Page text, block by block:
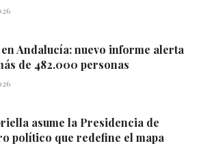
Andalucía: nuevo informe alerta
de 482.000 personas
asume la Presidencia de
político que redefine el mapa